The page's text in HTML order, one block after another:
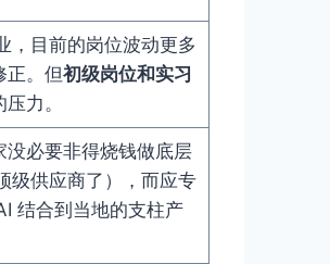
，目前的岗位波动更多
正。但初级岗位和实习
力。
必要非得烧钱做底层
级供应商了），而应专
结合到当地的支柱产